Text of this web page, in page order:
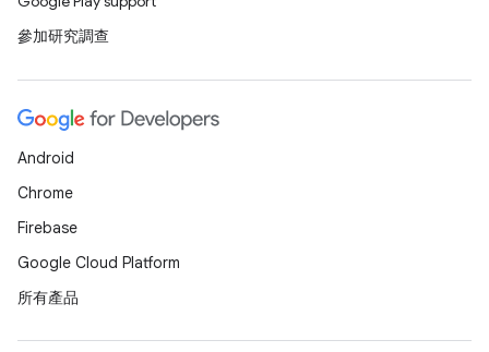
參加研究調查
Android
Chrome
Firebase
Google Cloud Platform
所有產品